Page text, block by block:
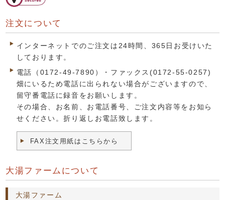
注文について
インターネットでのご注文は24時間、365日お受けいた
しております。
電話（0172-49-7890）・ファックス(0172-55-0257)
畑にいるため電話に出られない場合がございますので、
留守番電話に録音をお願いします。
その場合、お名前、お電話番号、ご注文内容等をお知ら
せください。折り返しお電話致します。
FAX注文用紙はこちらから
大湯ファームについて
大湯ファーム